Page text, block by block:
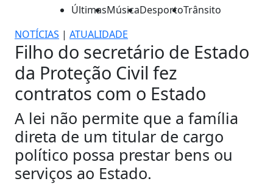
ÚltimasMúsicaDesportoTrânsito
NOTÍCIAS | ATUALIDADE
Filho do secretário de Estado
da Proteção Civil fez
contratos com o Estado
A lei não permite que a família
direta de um titular de cargo
político possa prestar bens ou
serviços ao Estado.